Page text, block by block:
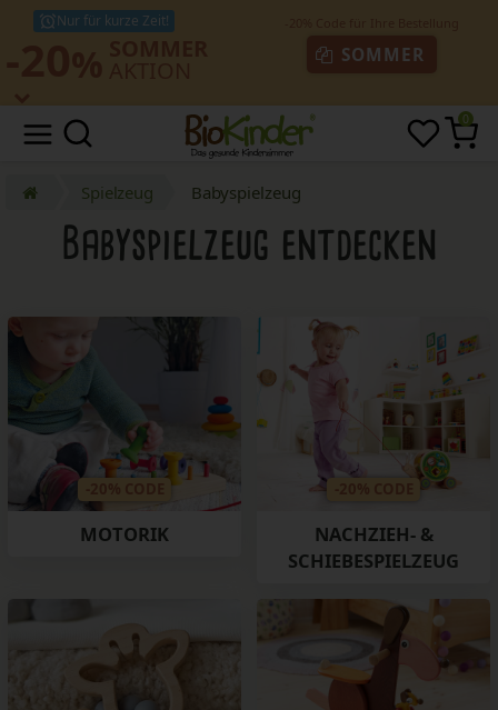
Nur für kurze Zeit!
SOMMER
0
Spielzeug Babyspielzeug
Babyspielzeug entdecken
MOTORIK
NACHZIEH- &
SCHIEBESPIELZEUG